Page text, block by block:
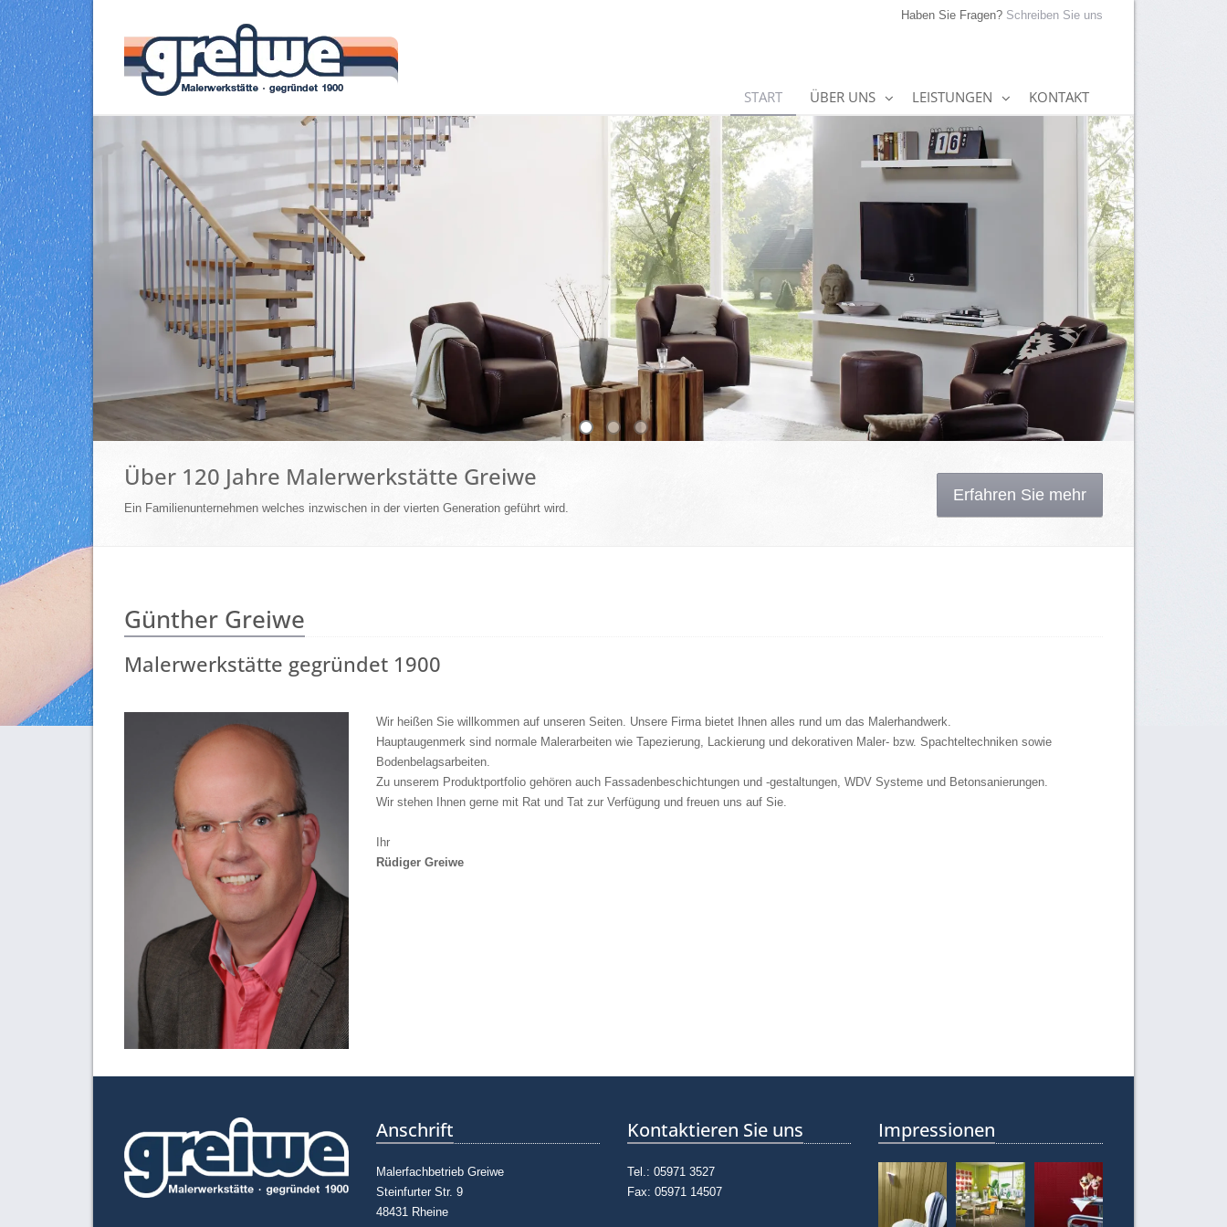
Haben Sie Fragen? Schreiben Sie uns
START ÜBER UNS LEISTUNGEN KONTAKT
Über 120 Jahre Malerwerkstätte Greiwe
Ein Familienunternehmen welches inzwischen in der vierten Generation geführt wird.
Erfahren Sie mehr
Günther Greiwe
Malerwerkstätte gegründet 1900
Wir heißen Sie willkommen auf unseren Seiten. Unsere Firma bietet Ihnen alles rund um das Malerhandwerk.
Hauptaugenmerk sind normale Malerarbeiten wie Tapezierung, Lackierung und dekorativen Maler- bzw. Spachteltechniken sowie
Bodenbelagsarbeiten.
Zu unserem Produktportfolio gehören auch Fassadenbeschichtungen und -gestaltungen, WDV Systeme und Betonsanierungen.
Wir stehen Ihnen gerne mit Rat und Tat zur Verfügung und freuen uns auf Sie.
Ihr
Rüdiger Greiwe
Anschrift
Malerfachbetrieb Greiwe
Steinfurter Str. 9
48431 Rheine
Kontaktieren Sie uns
Tel.: 05971 3527
Fax: 05971 14507
Impressionen